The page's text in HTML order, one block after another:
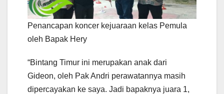
Penancapan koncer kejuaraan kelas Pemula
oleh Bapak Hery
“Bintang Timur ini merupakan anak dari
Gideon, oleh Pak Andri perawatannya masih
dipercayakan ke saya. Jadi bapaknya juara 1,